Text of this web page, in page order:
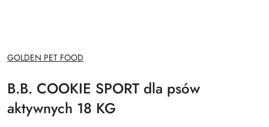
NAZWA
PRODUCENTA:
GOLDEN PET FOOD
B.B. COOKIE SPORT dla psów
aktywnych 18 KG